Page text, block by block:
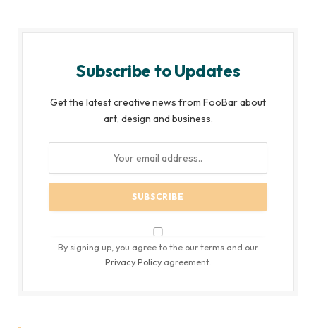
Subscribe to Updates
Get the latest creative news from FooBar about
art, design and business.
By signing up, you agree to the our terms and our
Privacy Policyagreement.